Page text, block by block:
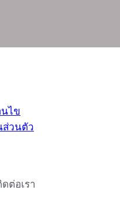
ไข
ส่วนตัว
ต่อเรา